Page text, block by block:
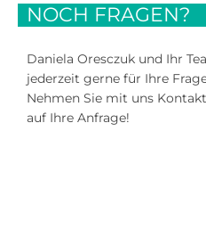
NOCH FRAGEN?
Daniela Oresczuk und Ihr
jederzeit gerne für Ihre
Nehmen Sie mit uns
auf Ihre Anfrage!